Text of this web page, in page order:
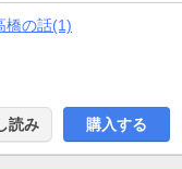
橋の話(1)
読み 購入する